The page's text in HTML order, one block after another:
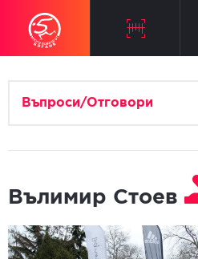
Въпроси/Отговори
Вълимир Стоев